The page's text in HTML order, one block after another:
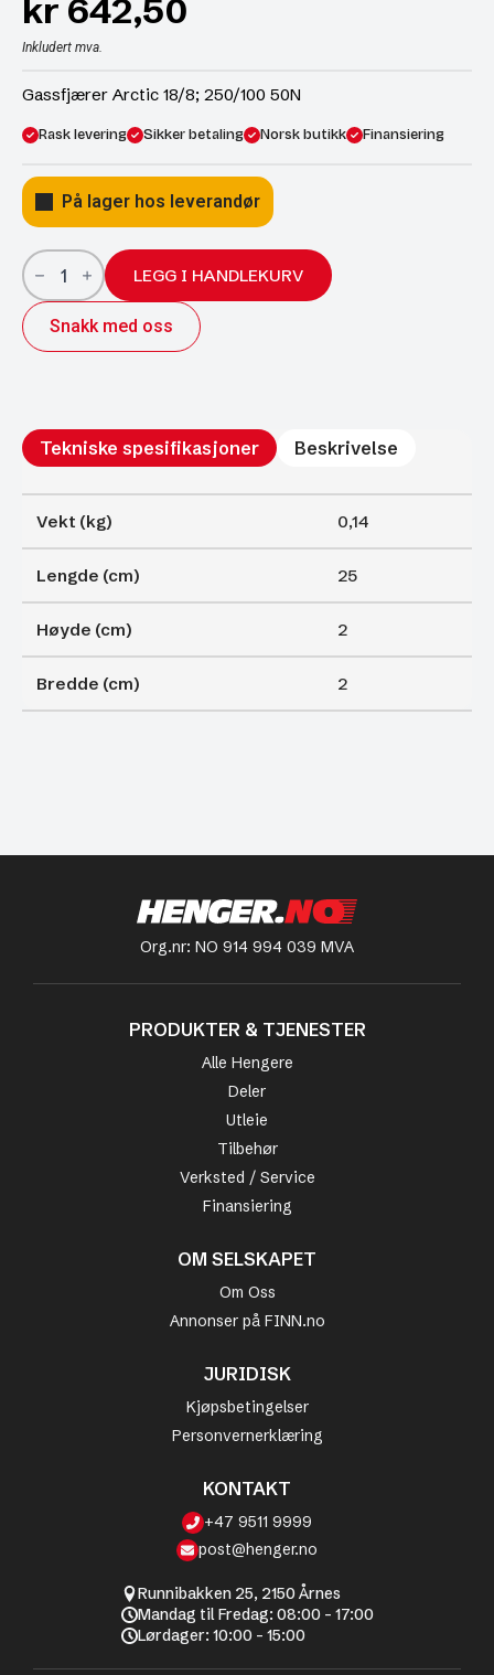
kr 642,50
Inkludert mva.
Gassfjærer Arctic 18/8; 250/100 50N
Rask levering Sikker betaling Norsk butikk Finansiering
På lager hos leverandør
Gassfjærer
Arctic
18/8;
250/100
50N
antall
LEGG I HANDLEKURV
Snakk med oss
Tekniske spesifikasjoner Beskrivelse
Vekt (kg) 0,14
Lengde (cm) 25
Høyde (cm) 2
Bredde (cm) 2
Org.nr: NO 914 994 039 MVA
PRODUKTER & TJENESTER
Alle Hengere
Deler
Utleie
Tilbehør
Verksted / Service
Finansiering
OM SELSKAPET
Om Oss
Annonser på FINN.no
JURIDISK
Kjøpsbetingelser
Personvernerklæring
KONTAKT
+47 9511 9999
post@henger.no
Runnibakken 25, 2150 Årnes
Mandag til Fredag: 08:00 - 17:00
Lørdager: 10:00 - 15:00